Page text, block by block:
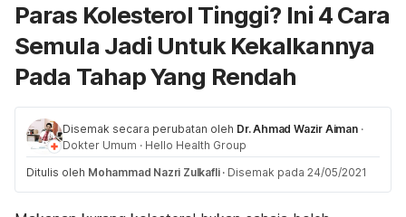
Paras Kolesterol Tinggi? Ini 4 Cara
Semula Jadi Untuk Kekalkannya
Pada Tahap Yang Rendah
Disemak secara perubatan oleh Dr. Ahmad Wazir Aiman ·
Dokter Umum · Hello Health Group
Ditulis oleh Mohammad Nazri Zulkafli · Disemak pada 24/05/2021